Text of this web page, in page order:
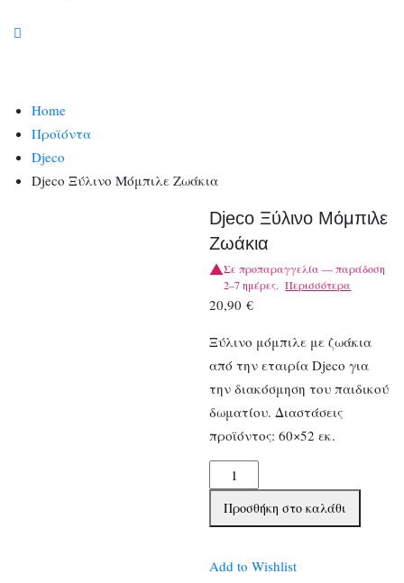
Home
Προϊόντα
Djeco
Djeco Ξύλινο Μόμπιλε Ζωάκια
Djeco Ξύλινο Μόμπιλε
Ζωάκια
Σε προπαραγγελία — παράδοση
2–7 ημέρες. Περισσότερα
20,90€
Ξύλινο μόμπιλε με ζωάκια
από την εταιρία Djeco για
την διακόσμηση του παιδικού
δωματίου. Διαστάσεις
προϊόντος: 60×52 εκ.
Djeco
Ξύλινο
Μόμπιλε
ποσότητα
Προσθήκη στο καλάθι
Add to Wishlist